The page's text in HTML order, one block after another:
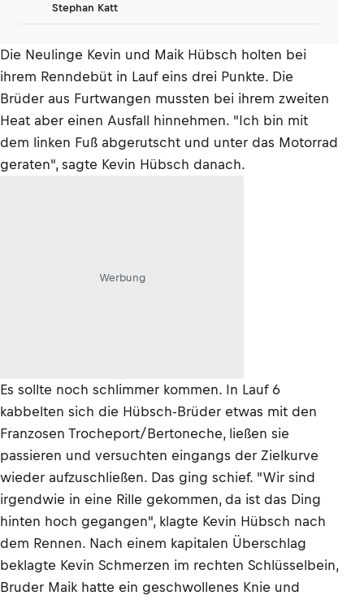
Stephan Katt
Die Neulinge Kevin und Maik Hübsch holten bei
ihrem Renndebüt in Lauf eins drei Punkte. Die
Brüder aus Furtwangen mussten bei ihrem zweiten
Heat aber einen Ausfall hinnehmen. "Ich bin mit
dem linken Fuß abgerutscht und unter das Motorrad
geraten", sagte Kevin Hübsch danach.
Werbung
Es sollte noch schlimmer kommen. In Lauf 6
kabbelten sich die Hübsch-Brüder etwas mit den
Franzosen Trocheport/Bertoneche, ließen sie
passieren und versuchten eingangs der Zielkurve
wieder aufzuschließen. Das ging schief. "Wir sind
irgendwie in eine Rille gekommen, da ist das Ding
hinten hoch gegangen", klagte Kevin Hübsch nach
dem Rennen. Nach einem kapitalen Überschlag
beklagte Kevin Schmerzen im rechten Schlüsselbein,
Bruder Maik hatte ein geschwollenes Knie und